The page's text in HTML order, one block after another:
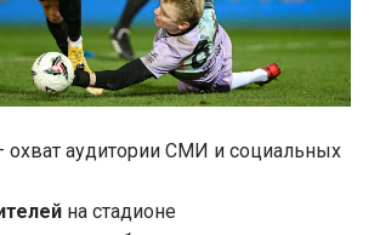
охват аудитории СМИ и социальных
на стадионе